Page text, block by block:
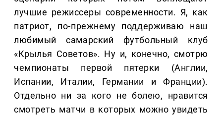
лучшие режиссеры современности. Я, как
патриот, по-прежнему поддерживаю наш
любимый самарский футбольный клуб
«Крылья Советов». Ну и, конечно, смотрю
чемпионаты первой пятерки (Англии,
Испании, Италии, Германии и Франции).
Отдельно ни за кого не болею, нравится
смотреть матчи в которых можно увидеть